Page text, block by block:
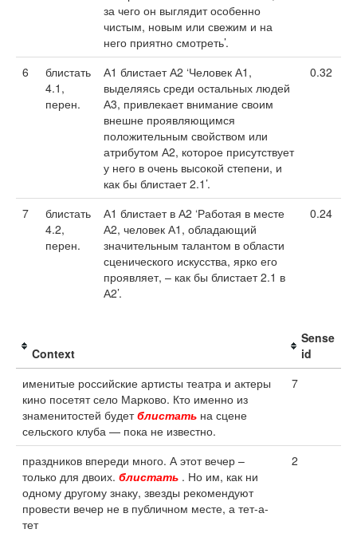
за чего он выглядит особенно
чистым, новым или свежим и на
него приятно смотреть’.
6
блистать
4.1,
перен.
А1 блистает А2 ‘Человек А1,
выделяясь среди остальных людей
А3, привлекает внимание своим
внешне проявляющимся
положительным свойством или
атрибутом А2, которое присутствует
у него в очень высокой степени, и
как бы блистает 2.1’.
0.32
7
блистать
4.2,
перен.
А1 блистает в А2 ‘Работая в месте
А2, человек А1, обладающий
значительным талантом в области
сценического искусства, ярко его
проявляет, – как бы блистает 2.1 в
А2’.
0.24
Context
Sense
id
именитые российские артисты театра и актеры
кино посетят село Марково. Кто именно из
знаменитостей будетблистать на сцене
сельского клуба — пока не известно.
7
праздников впереди много. А этот вечер –
только для двоих. блистать . Но им, как ни
одному другому знаку, звезды рекомендуют
провести вечер не в публичном месте, а тет-а-
тет
2